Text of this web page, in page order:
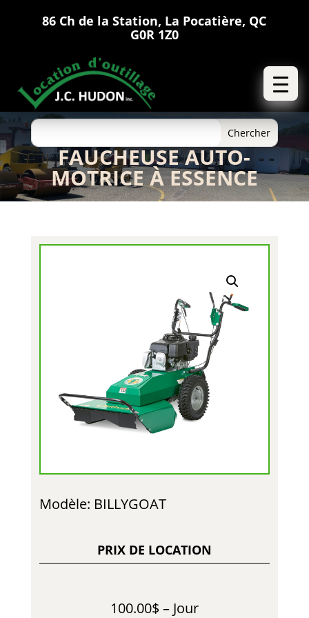
86 Ch de la Station, La Pocatière, QC
G0R 1Z0
FAUCHEUSE AUTO-
MOTRICE À ESSENCE
Modèle: BILLYGOAT
PRIX DE LOCATION
100.00$ – Jour